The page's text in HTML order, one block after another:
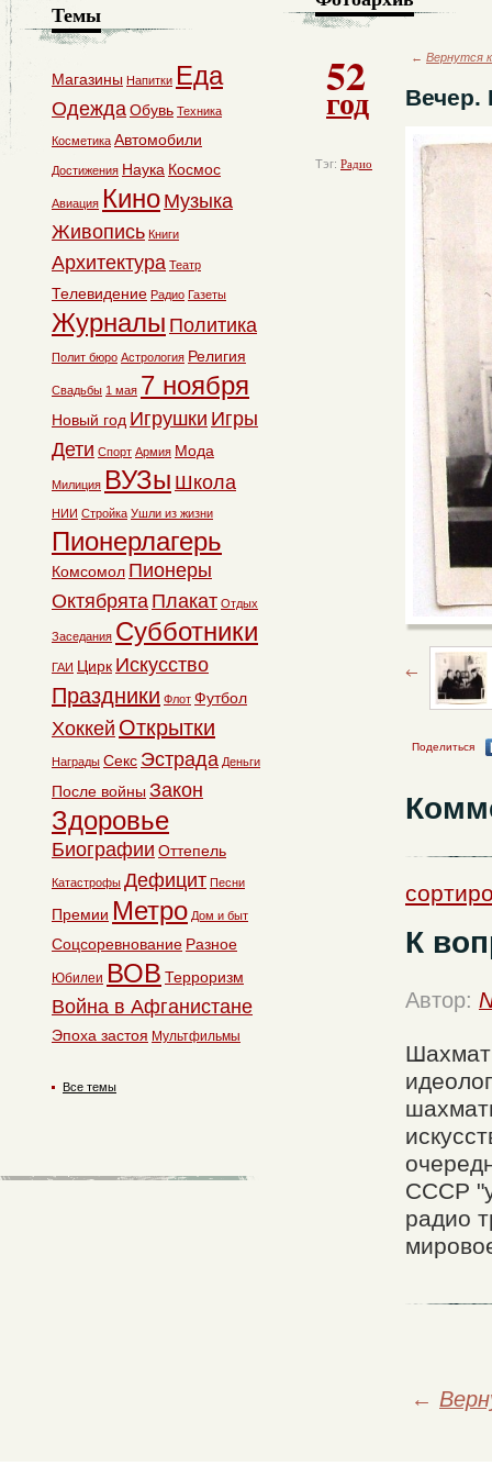
52
год
Тэг: Радио
← Вернутся
Вечер.
Поделиться
К
Автор:
СССР
радио
←
Темы
Магазины Напитки Еда
ОдеждаОбувь Техника
Косметика Автомобили
Достижения Наука Космос
Авиация Кино Музыка
Живопись Книги
Архитектура Театр
Телевидение Радио Газеты
Журналы Политика
Полит бюро Астрология Религия
Свадьбы 1 мая 7 ноября
Новый год Игрушки Игры
Дети Спорт Армия Мода
Милиция ВУЗы Школа
НИИ Стройка Ушли из жизни
Пионерлагерь
Комсомол Пионеры
Октябрята Плакат Отдых
Заседания Субботники
ГАИ Цирк Искусство
Праздники Флот Футбол
Хоккей Открытки
Награды Секс Эстрада Деньги
После войны Закон
Здоровье
Биографии Оттепель
Катастрофы Дефицит Песни
Премии Метро Дом и быт
Соцсоревнование Разное
Юбилеи ВОВ Терроризм
Война в Афганистане
Эпоха застоя Мультфильмы
Все темы